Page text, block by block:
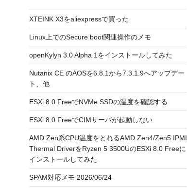
XTEINK X3をaliexpressで買った
Linux上でのSecure boot関連操作のメモ
openKylyn 3.0 Alpha 1をインストールしてみた
Nutanix CE のAOSを6.8.1から7.3.1.9へアップデー
ト、他
ESXi 8.0 FreeでNVMe SSDの温度を確認する
ESXi 8.0 FreeでCIMサーバが起動しない
AMD Zen系CPU温度をとれるAMD Zen4/Zen5 IPMI
Thermal DriverをRyzen 5 3500UのESXi 8.0 Freeに
インストールしてみた
SPAM対応メモ 2026/06/24